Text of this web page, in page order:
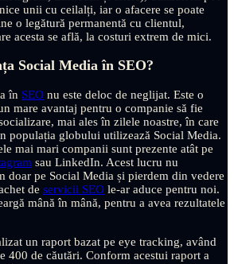
unii cu ceilalți, iar o afacere se poate
o legătură permanentă cu clientul,
acesta se află, la costuri extrem de mici.
Social Media în SEO?
în SEO nu este deloc de neglijat. Este o
mare avantaj pentru o companie să fie
mai ales în zilele noastre, în care
populația globului utilizează Social Media.
mai mari companii sunt prezente atât pe
sau LinkedIn. Acest lucru nu
doar pe Social Media și pierdem din vedere
de servicii SEO le-ar aduce pentru noi.
mână în mână, pentru a avea rezultatele
un raport bazat pe eye tracking, având
400 de căutări. Conform acestui raport a